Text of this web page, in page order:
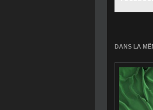
DANS LA